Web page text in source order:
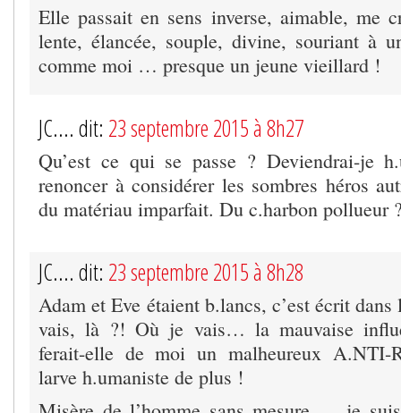
Elle passait en sens inverse, aimable, me
lente, élancée, souple, divine, souriant à
comme moi … presque un jeune vieillard !
JC.... dit: 23 septembre 2015 à 8h27
Qu’est ce qui se passe ? Deviendrai-je
renoncer à considérer les sombres héros
du matériau imparfait. Du c.harbon pollueur
JC.... dit: 23 septembre 2015 à 8h28
Adam et Eve étaient b.lancs, c’est écrit
vais, là ?! Où je vais… la mauvaise
ferait-elle de moi un malheureux
larve h.umaniste de plus !